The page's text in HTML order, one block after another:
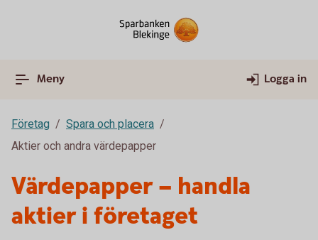
Meny Logga in
Företag
Spara och placera
Aktier och andra värdepapper
Värdepapper – handla
aktier i företaget